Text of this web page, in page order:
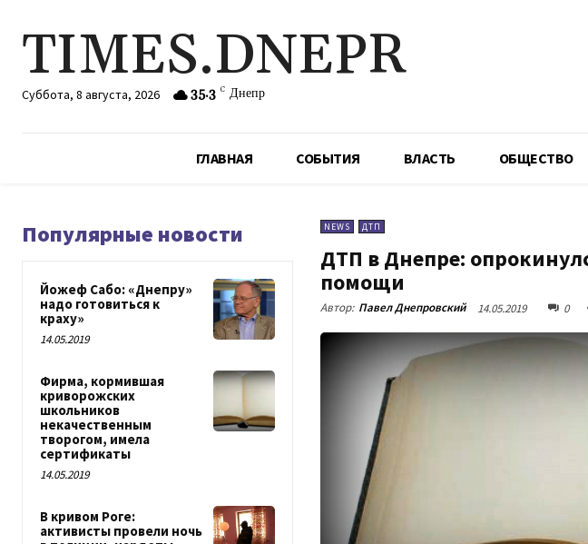
TIMES.DNEPR
Суббота, 8 августа, 2026 35.3 C Днепр
ГЛАВНАЯ СОБЫТИЯ ВЛАСТЬ ОБЩЕСТВО
Популярные новости
Йожеф Сабо: «Днепру»
надо готовиться к
краху»
14.05.2019
Фирма, кормившая
криворожских
школьников
некачественным
творогом, имела
сертификаты
14.05.2019
В кривом Роге:
активисты провели ночь
NEWS ДТП
ДТП в Днепре:
помощи
Автор: Павел Днепровский 14.05.2019 0